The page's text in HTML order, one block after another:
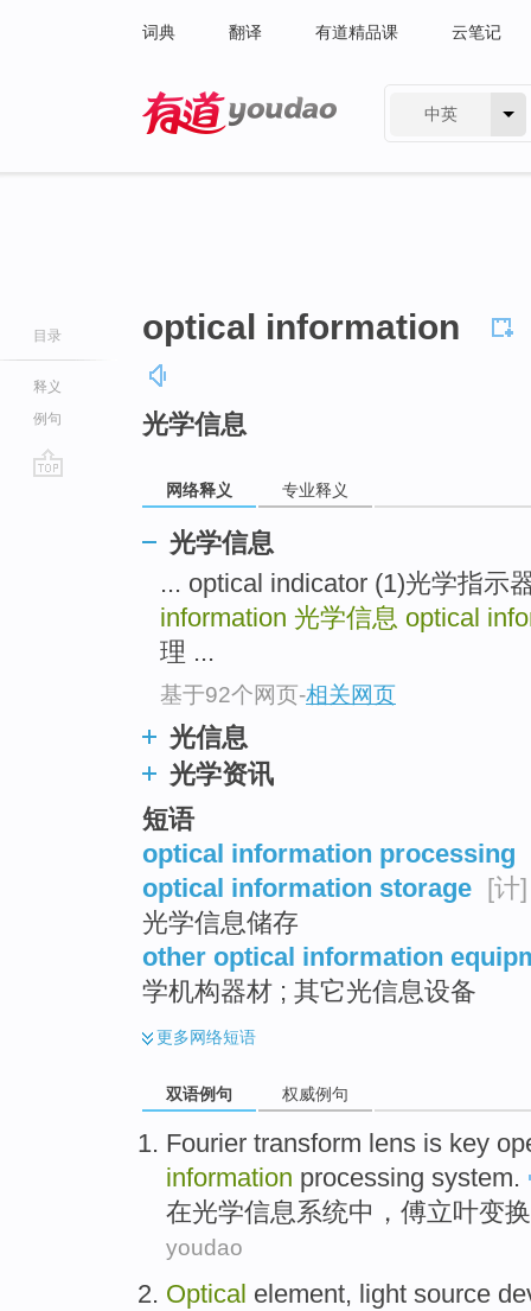
词典 翻译 有道精品课 云笔记
中英
目录
释义
例句
optical information
光学信息
网络释义 专业释义
光学信息
... optical indicator (1)光学指示
information 光学信息 optical
理 ...
基于92个网页-相关网页
光信息
光学资讯
短语
optical information processing
optical information storage
[计]
光学信息储存
other optical information
学机构器材 ; 其它光信息设备
更多网络短语
双语例句 权威例句
Fourier transform lens is key
information processing system.
在光学信息系统中， 傅立叶变换
youdao
Optical element, light source